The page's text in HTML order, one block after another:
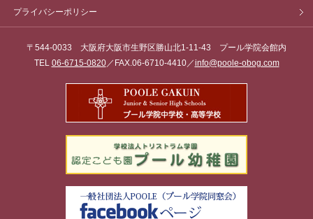
プライバシーポリシー
〒544-0033 大阪府大阪市生野区勝山北1-11-43 プール学院会館内
TEL 06-6715-0820／FAX.06-6710-4410／info@poole-obog.com